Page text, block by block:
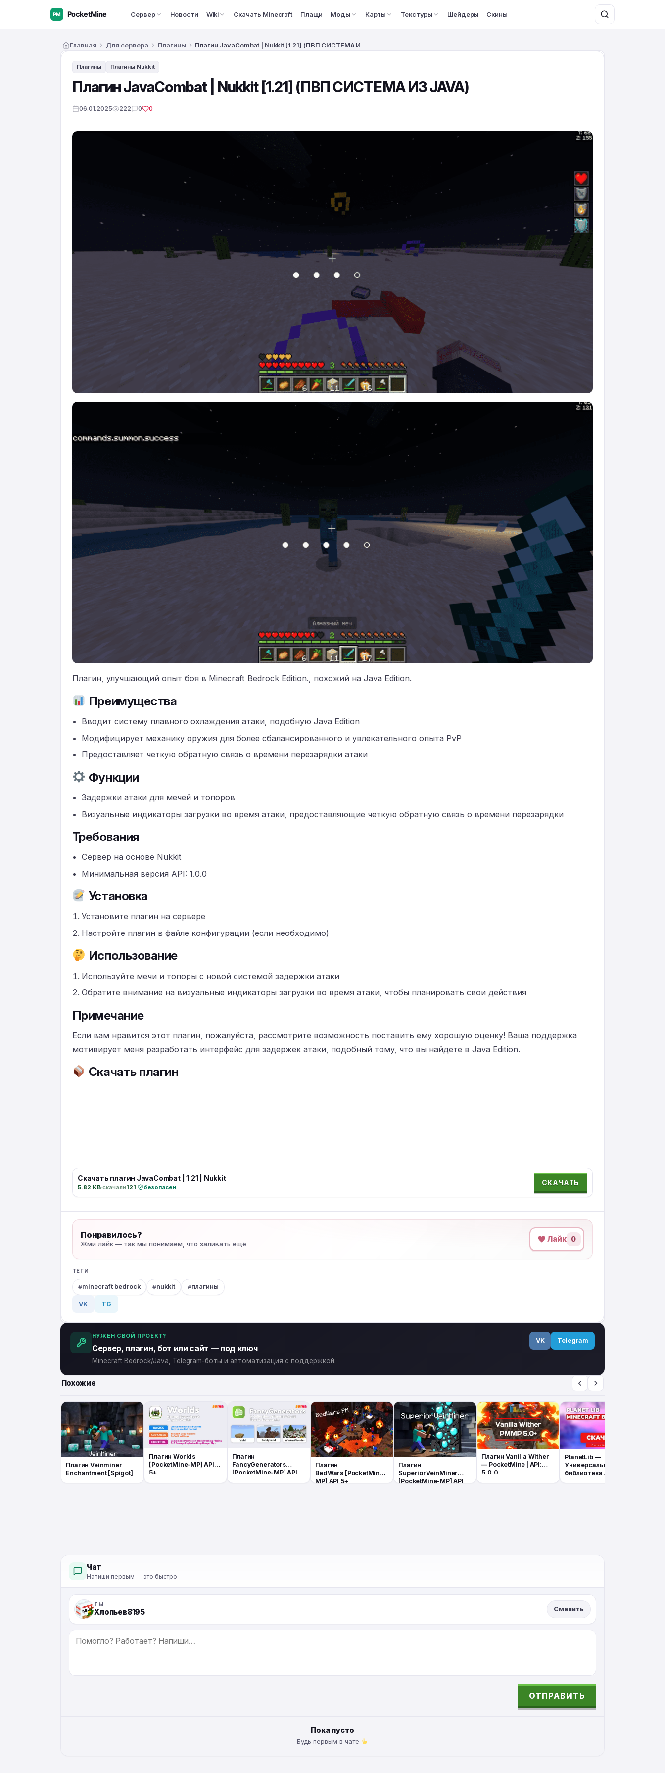
Сервер Новости Wiki Скачать Minecraft Плащи Моды Карты Текстуры Шейдеры Скины
Главная Для сервера Плагины Плагин JavaCombat | Nukkit [1.21] (ПВП СИСТЕМА И…
Плагины Плагины Nukkit
Плагин JavaCombat | Nukkit [1.21] (ПВП СИСТЕМА ИЗ JAVA)
06.01.2025 222 0 0
Плагин, улучшающий опыт боя в Minecraft Bedrock Edition., похожий на Java Edition.
Преимущества
Вводит систему плавного охлаждения атаки, подобную Java Edition
Модифицирует механику оружия для более сбалансированного и увлекательного опыта PvP
Предоставляет четкую обратную связь о времени перезарядки атаки
Функции
Задержки атаки для мечей и топоров
Визуальные индикаторы загрузки во время атаки, предоставляющие четкую обратную связь о времени перезарядки
Требования
Сервер на основе Nukkit
Минимальная версия API: 1.0.0
Установка
Установите плагин на сервере
Настройте плагин в файле конфигурации (если необходимо)
Использование
Используйте мечи и топоры с новой системой задержки атаки
Обратите внимание на визуальные индикаторы загрузки во время атаки, чтобы планировать свои действия
Примечание
Если вам нравится этот плагин, пожалуйста, рассмотрите возможность поставить ему хорошую оценку! Ваша поддержка
мотивирует меня разработать интерфейс для задержек атаки, подобный тому, что вы найдете в Java Edition.
Скачать плагин
Скачать плагин JavaCombat | 1.21 | Nukkit
5.82 KB·скачали121· безопасен
СКАЧАТЬ
Понравилось?
Жми лайк — так мы понимаем, что заливать ещё Лайк 0
ТЕГИ
minecraft bedrock nukkit плагины
VK TG
НУЖЕН СВОЙ ПРОЕКТ?
Сервер, плагин, бот или сайт — под ключ
Minecraft Bedrock/Java, Telegram-боты и автоматизация с поддержкой.
VK Telegram
Похожие
Плагин Veinminer
Enchantment [Spigot]
Плагин Worlds
[PocketMine-MP] API
5+
Плагин
FancyGenerators
[PocketMine-MP] API
Плагин
BedWars [PocketMine-
MP] API 5+
Плагин
SuperiorVeinMiner
[PocketMine-MP] API
Плагин Vanilla Wither
— PocketMine | API:
5.0.0
PlanetLib —
Универсальная
библиотека для
Nukkit/Nukkit-
Чат
Напиши первым — это быстро
ТЫ
Хлопьев8195 Сменить
СООБЩЕНИЕ
ОТПРАВИТЬ
Пока пусто
Будь первым в чате